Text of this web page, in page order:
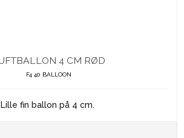
4 CM RØD
F4 40 BALLOON
Lille fin ballon på 4 cm.